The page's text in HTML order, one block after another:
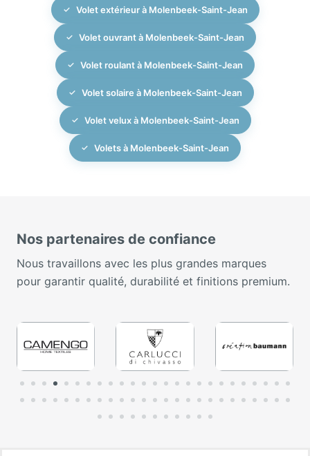
Volet extérieur à Molenbeek-Saint-Jean
Volet ouvrant à Molenbeek-Saint-Jean
Volet roulant à Molenbeek-Saint-Jean
Volet solaire à Molenbeek-Saint-Jean
Volet velux à Molenbeek-Saint-Jean
Volets à Molenbeek-Saint-Jean
Nos partenaires de confiance
Nous travaillons avec les plus grandes marques
pour garantir qualité, durabilité et finitions premium.